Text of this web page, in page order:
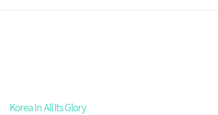
Korea In All Its Glory